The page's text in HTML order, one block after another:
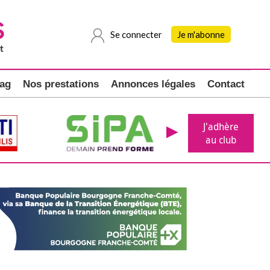
Se connecter Je m'abonne
Nos prestations Annonces légales Contact
J'adhère
au club